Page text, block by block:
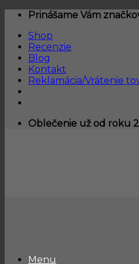
Skip
content
Prinášame Vám
Shop
Recenzie
Blog
Kontakt
Reklamácia/Vrátenie
Oblečenie už od roku
Menu